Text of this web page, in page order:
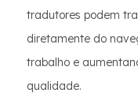
tradutores podem
diretamente do
trabalho e
qualidade.